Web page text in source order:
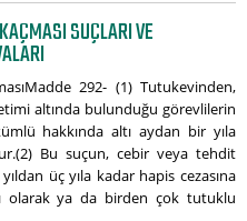
SUÇLARI VE
292- (1) Tutukevinden,
altında bulunduğu görevlilerin
hakkında altı aydan bir yıla
Bu suçun, cebir veya tehdit
üç yıla kadar hapis cezasına
olarak ya da birden çok tutuklu